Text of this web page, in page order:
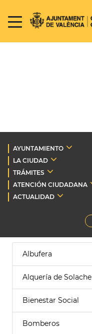
AYUNTAMIENTO
LA CIUDAD
TRÁMITES
ATENCIÓN CIUDADANA
ACTUALIDAD
Albufera
Alquería de Solache
Bienestar Social
Bomberos